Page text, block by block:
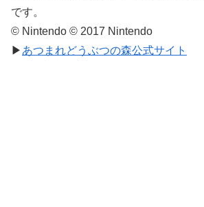
です。
© Nintendo © 2017 Nintendo
▶ あつまれどうぶつの森公式サイト